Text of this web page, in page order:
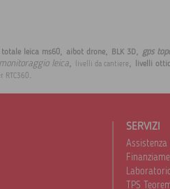
totale leica ms60, aibot drone, BLK 3D, gps
leica, livelli da cantiere, livelli
RTC360.
SERVIZI
Assistenza
TPS